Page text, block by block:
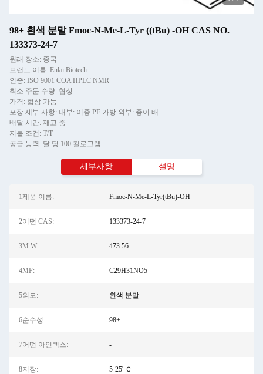
98+ 흰색 분말 Fmoc-N-Me-L-Tyr ((tBu) -OH CAS NO.
133373-24-7
원래 장소: 중국
브랜드 이름: Enlai Biotech
인증: ISO 9001 COA HPLC NMR
최소 주문 수량: 협상
가격: 협상 가능
포장 세부 사항: 내부: 이중 PE 가방 외부: 종이 배
배달 시간: 재고 중
지불 조건: T/T
공급 능력: 달 당 100 킬로그램
세부사항 설명
1제품 이름: Fmoc-N-Me-L-Tyr(tBu)-OH
2어떤 CAS: 133373-24-7
3M.W: 473.56
4MF: C29H31NO5
5외모: 흰색 분말
6순수성: 98+
7어떤 아인텍스: -
8저장: 5-25' Ｃ